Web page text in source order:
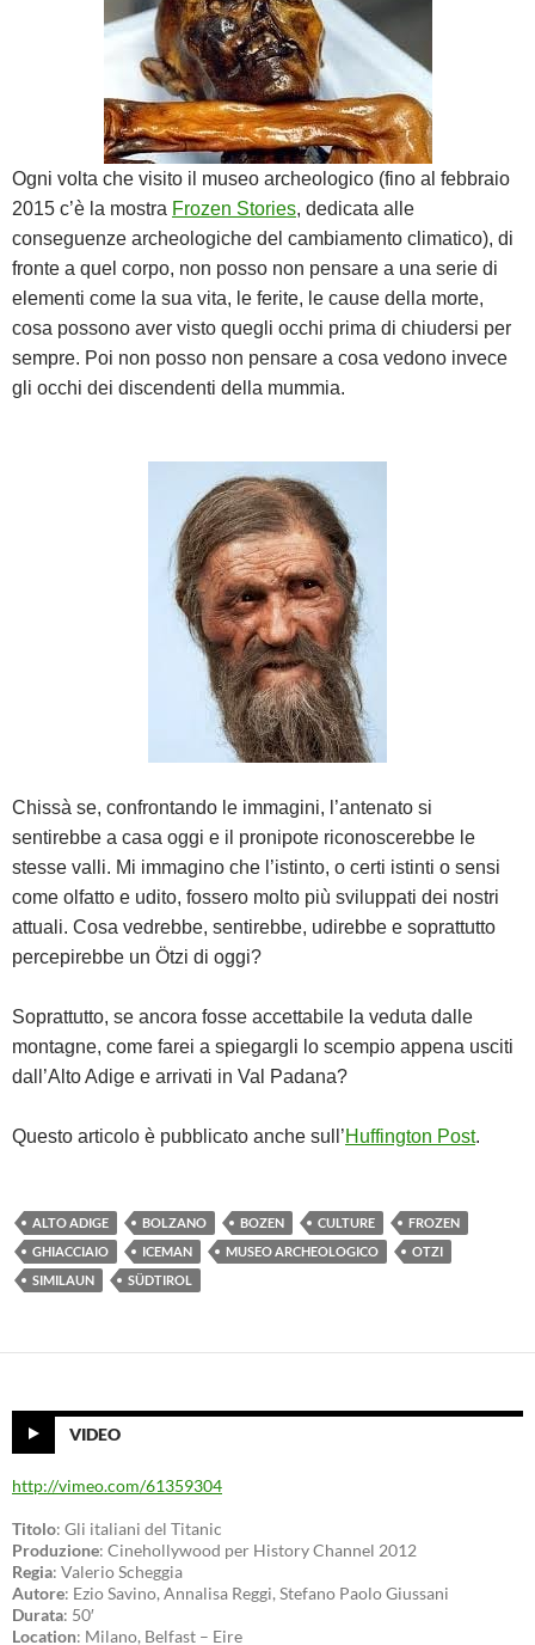
Ogni volta che visito il museo archeologico (fino al febbraio
2015 c’è la mostra Frozen Stories, dedicata alle
conseguenze archeologiche del cambiamento climatico), di
fronte a quel corpo, non posso non pensare a una serie di
elementi come la sua vita, le ferite, le cause della morte,
cosa possono aver visto quegli occhi prima di chiudersi per
sempre. Poi non posso non pensare a cosa vedono invece
gli occhi dei discendenti della mummia.
Chissà se, confrontando le immagini, l’antenato si
sentirebbe a casa oggi e il pronipote riconoscerebbe le
stesse valli. Mi immagino che l’istinto, o certi istinti o sensi
come olfatto e udito, fossero molto più sviluppati dei nostri
attuali. Cosa vedrebbe, sentirebbe, udirebbe e soprattutto
percepirebbe un Ötzi di oggi?
Soprattutto, se ancora fosse accettabile la veduta dalle
montagne, come farei a spiegargli lo scempio appena usciti
dall’Alto Adige e arrivati in Val Padana?
Questo articolo è pubblicato anche sull’Huffington Post.
ALTO ADIGE BOLZANO BOZEN CULTURE
FROZEN
GHIACCIAIO
ICEMAN MUSEO ARCHEOLOGICO
OTZI
SIMILAUN
SÜDTIROL
VIDEO
http://vimeo.com/61359304
Titolo: Gli italiani del Titanic
Produzione: Cinehollywood per History Channel 2012
Regia: Valerio Scheggia
Autore: Ezio Savino, Annalisa Reggi, Stefano Paolo Giussani
Durata: 50′
Location: Milano, Belfast – Eire